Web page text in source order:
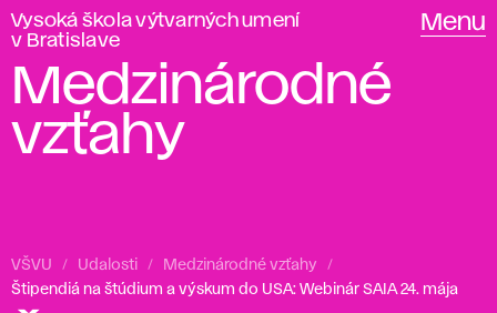
Vysoká škola výtvarných umení
v Bratislave
Menu
Medzinárodné
vzťahy
VŠVU Udalosti
Medzinárodné vzťahy
Štipendiá na štúdium a výskum do USA: Webinár SAIA 24. mája